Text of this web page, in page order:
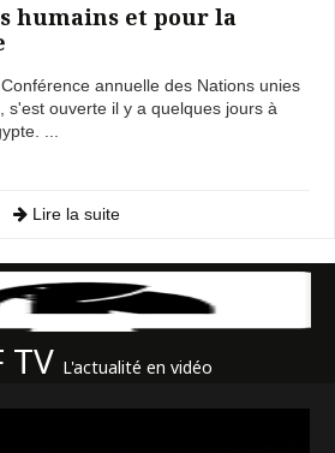
humains et pour la
annuelle des Nations unies
s'est ouverte il y a quelques jours à
...
Lire la suite
TV L'actualité en vidéo